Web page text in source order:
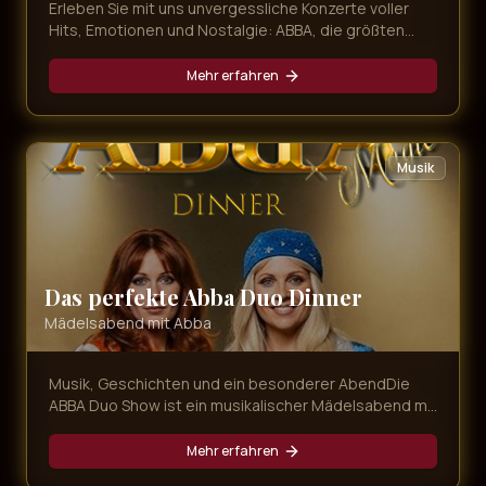
Erleben Sie mit uns unvergessliche Konzerte voller
Hits, Emotionen und Nostalgie: ABBA, die größten
energiegeladen und immer nah am Publikum.
Mehr erfahren
Musik
Das perfekte Abba Duo Dinner
Mädelsabend mit Abba
Musik, Geschichten und ein besonderer AbendDie
ABBA Duo Show ist ein musikalischer Mädelsabend mit
Songs, persönliche Geschichten und gemeinsame
Momente aufeinandertreffen. Magic Concerts
Mehr erfahren